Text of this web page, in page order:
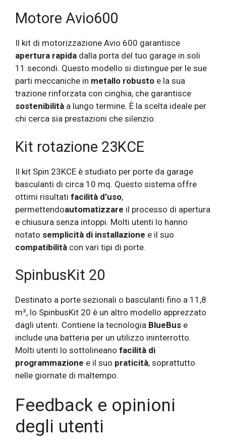
Motore Avio600
Il kit di motorizzazione Avio 600 garantisce
apertura rapida dalla porta del tuo garage in soli
11 secondi. Questo modello si distingue per le sue
parti meccaniche in metallo robusto e la sua
trazione rinforzata con cinghia, che garantisce
sostenibilità a lungo termine. È la scelta ideale per
chi cerca sia prestazioni che silenzio.
Kit rotazione 23KCE
Il kit Spin 23KCE è studiato per porte da garage
basculanti di circa 10 mq. Questo sistema offre
ottimi risultati facilità d’uso,
permettendoautomatizzare il processo di apertura
e chiusura senza intoppi. Molti utenti lo hanno
notato semplicità di installazione e il suo
compatibilità con vari tipi di porte.
SpinbusKit 20
Destinato a porte sezionali o basculanti fino a 11,8
m², lo SpinbusKit 20 è un altro modello apprezzato
dagli utenti. Contiene la tecnologia BlueBus e
include una batteria per un utilizzo ininterrotto.
Molti utenti lo sottolineano facilità di
programmazione e il suo praticità, soprattutto
nelle giornate di maltempo.
Feedback e opinioni
degli utenti